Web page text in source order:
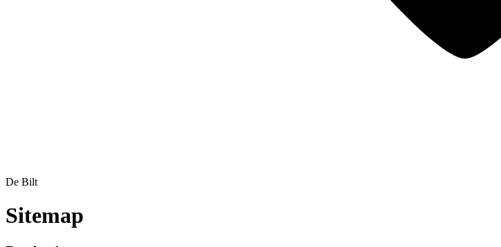
De Bilt
Sitemap